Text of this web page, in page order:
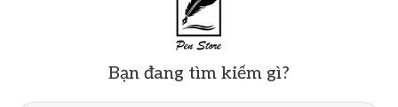
Bạn đang tìm kiếm gì?